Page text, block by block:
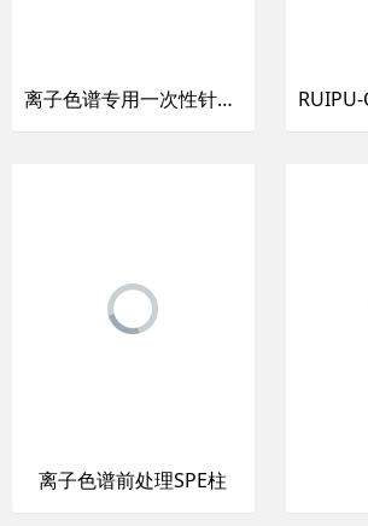
离子色谱专用一次性针头过滤器
离子色谱前处理SPE柱